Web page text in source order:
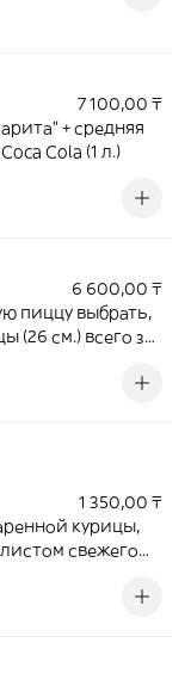
7 100,00 ₸
+ средняя
Cola (1 л.)
6 600,00 ₸
пиццу выбрать,
(26 см.) всего за
1 350,00 ₸
курицы,
свежего
- сметанный